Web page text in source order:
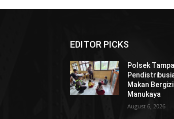
EDITOR PICKS
Polsek
Makan
Manukaya
August 6, 2026